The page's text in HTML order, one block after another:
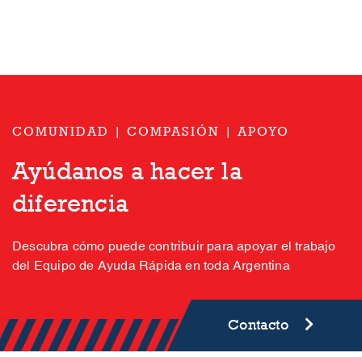
COMUNIDAD | COMPASIÓN | APOYO
Ayúdanos a hacer la
diferencia
Descubra cómo puede contribuir para apoyar el trabajo
del Equipo de Ayuda Rápida en toda Argentina
Contacto